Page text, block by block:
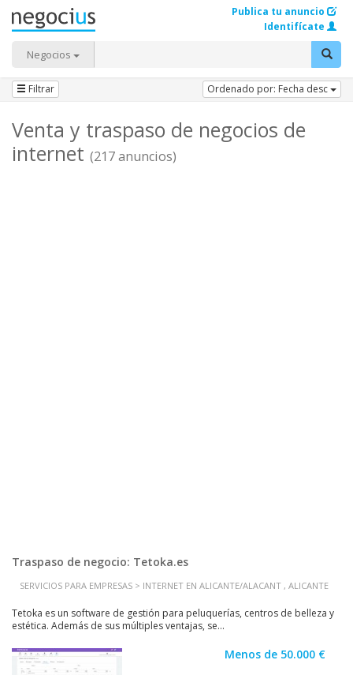
Negocios
Publica tu anuncio
Identifícate
Filtrar Ordenado por: Fecha desc
Venta y traspaso de negocios de
internet (217 anuncios)
Traspaso de negocio: Tetoka.es
SERVICIOS PARA EMPRESAS > INTERNET EN ALICANTE/ALACANT , ALICANTE
Tetoka es un software de gestión para peluquerías, centros de belleza y
estética. Además de sus múltiples ventajas, se...
Menos de 50.000 €